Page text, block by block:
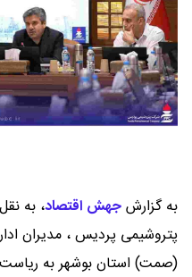
به گزارشجهش اقتصاد، به
پتروشیمی پردیس ، مدیران
(صمت) استان بوشهر به ریاست